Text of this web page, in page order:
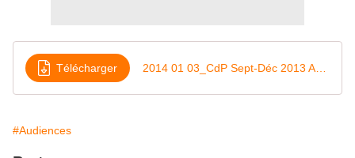
Télécharger
#Audiences